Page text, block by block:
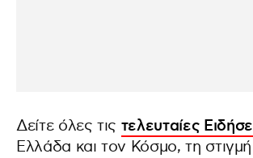
Δείτε όλες τις τελευταίες
Ελλάδα και τον Κόσμο, τη